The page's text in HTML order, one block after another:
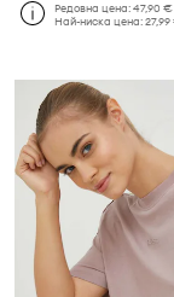
Редовна цена:47,90 €
Най-ниска цена: